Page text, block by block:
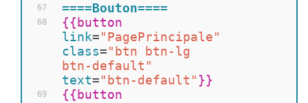
67
68
69
====Bouton====
{{ button
link="PagePrincipale"
class="btn btn-lg
btn-default"
text="btn-default" }}
{{ button